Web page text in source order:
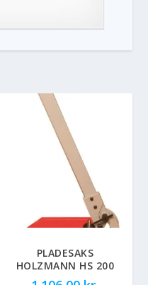
PLADESAKS
HOLZMANN HS 200